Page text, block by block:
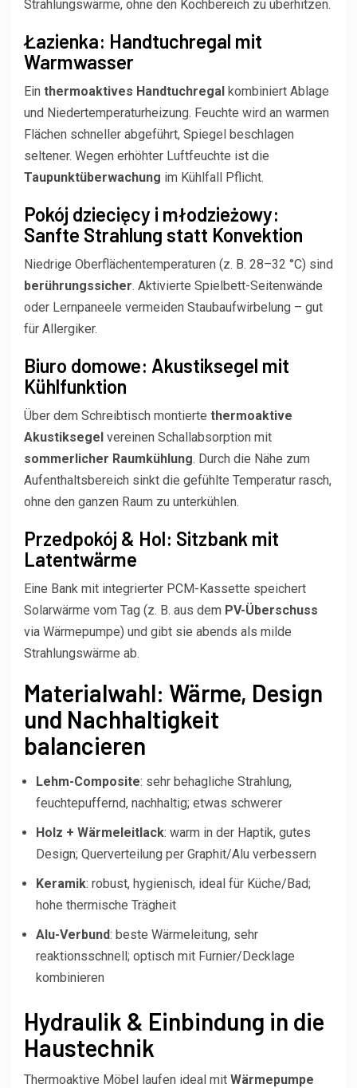
Strahlungswärme, ohne den Kochbereich zu überhitzen.
Łazienka: Handtuchregal mit
Warmwasser
Ein thermoaktives Handtuchregal kombiniert Ablage
und Niedertemperaturheizung. Feuchte wird an warmen
Flächen schneller abgeführt, Spiegel beschlagen
seltener. Wegen erhöhter Luftfeuchte ist die
Taupunktüberwachung im Kühlfall Pflicht.
Pokój dziecięcy i młodzieżowy:
Sanfte Strahlung statt Konvektion
Niedrige Oberflächentemperaturen (z. B. 28–32 °C) sind
berührungssicher. Aktivierte Spielbett-Seitenwände
oder Lernpaneele vermeiden Staubaufwirbelung – gut
für Allergiker.
Biuro domowe: Akustiksegel mit
Kühlfunktion
Über dem Schreibtisch montierte thermoaktive
Akustiksegel vereinen Schallabsorption mit
sommerlicher Raumkühlung. Durch die Nähe zum
Aufenthaltsbereich sinkt die gefühlte Temperatur rasch,
ohne den ganzen Raum zu unterkühlen.
Przedpokój & Hol: Sitzbank mit
Latentwärme
Eine Bank mit integrierter PCM-Kassette speichert
Solarwärme vom Tag (z. B. aus dem PV-Überschuss
via Wärmepumpe) und gibt sie abends als milde
Strahlungswärme ab.
Materialwahl: Wärme, Design
und Nachhaltigkeit
balancieren
Lehm-Composite: sehr behagliche Strahlung,
feuchtepuffernd, nachhaltig; etwas schwerer
Holz + Wärmeleitlack: warm in der Haptik, gutes
Design; Querverteilung per Graphit/Alu verbessern
Keramik: robust, hygienisch, ideal für Küche/Bad;
hohe thermische Trägheit
Alu-Verbund: beste Wärmeleitung, sehr
reaktionsschnell; optisch mit Furnier/Decklage
kombinieren
Hydraulik & Einbindung in die
Haustechnik
Thermoaktive Möbel laufen ideal mit Wärmepumpe